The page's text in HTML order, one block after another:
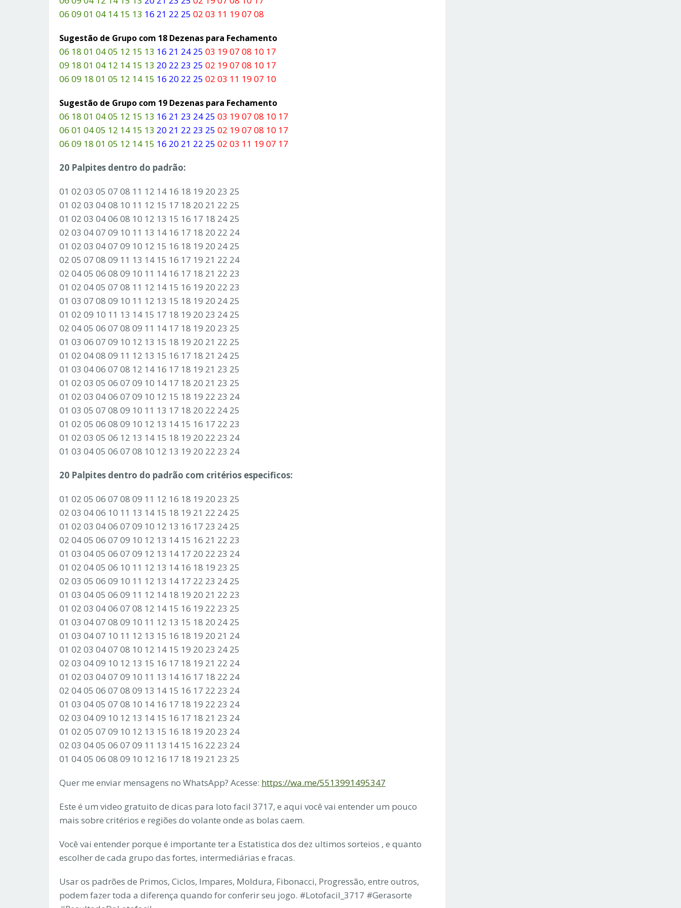
06 09 01 04 14 15 13 16 21 22 25 02 03 11 19 07 08
Sugestão de Grupo com 18 Dezenas para Fechamento
06 18 01 04 05 12 15 13 16 21 24 25 03 19 07 08 10 17
09 18 01 04 12 14 15 13 20 22 23 25 02 19 07 08 10 17
06 09 18 01 05 12 14 15 16 20 22 25 02 03 11 19 07 10
Sugestão de Grupo com 19 Dezenas para Fechamento
06 18 01 04 05 12 15 13 16 21 23 24 25 03 19 07 08 10 17
06 01 04 05 12 14 15 13 20 21 22 23 25 02 19 07 08 10 17
06 09 18 01 05 12 14 15 16 20 21 22 25 02 03 11 19 07 17
20 Palpites dentro do padrão:
01 02 03 05 07 08 11 12 14 16 18 19 20 23 25
01 02 03 04 08 10 11 12 15 17 18 20 21 22 25
01 02 03 04 06 08 10 12 13 15 16 17 18 24 25
02 03 04 07 09 10 11 13 14 16 17 18 20 22 24
01 02 03 04 07 09 10 12 15 16 18 19 20 24 25
02 05 07 08 09 11 13 14 15 16 17 19 21 22 24
02 04 05 06 08 09 10 11 14 16 17 18 21 22 23
01 02 04 05 07 08 11 12 14 15 16 19 20 22 23
01 03 07 08 09 10 11 12 13 15 18 19 20 24 25
01 02 09 10 11 13 14 15 17 18 19 20 23 24 25
02 04 05 06 07 08 09 11 14 17 18 19 20 23 25
01 03 06 07 09 10 12 13 15 18 19 20 21 22 25
01 02 04 08 09 11 12 13 15 16 17 18 21 24 25
01 03 04 06 07 08 12 14 16 17 18 19 21 23 25
01 02 03 05 06 07 09 10 14 17 18 20 21 23 25
01 02 03 04 06 07 09 10 12 15 18 19 22 23 24
01 03 05 07 08 09 10 11 13 17 18 20 22 24 25
01 02 05 06 08 09 10 12 13 14 15 16 17 22 23
01 02 03 05 06 12 13 14 15 18 19 20 22 23 24
01 03 04 05 06 07 08 10 12 13 19 20 22 23 24
20 Palpites dentro do padrão com critérios especificos:
01 02 05 06 07 08 09 11 12 16 18 19 20 23 25
02 03 04 06 10 11 13 14 15 18 19 21 22 24 25
01 02 03 04 06 07 09 10 12 13 16 17 23 24 25
02 04 05 06 07 09 10 12 13 14 15 16 21 22 23
01 03 04 05 06 07 09 12 13 14 17 20 22 23 24
01 02 04 05 06 10 11 12 13 14 16 18 19 23 25
02 03 05 06 09 10 11 12 13 14 17 22 23 24 25
01 03 04 05 06 09 11 12 14 18 19 20 21 22 23
01 02 03 04 06 07 08 12 14 15 16 19 22 23 25
01 03 04 07 08 09 10 11 12 13 15 18 20 24 25
01 03 04 07 10 11 12 13 15 16 18 19 20 21 24
01 02 03 04 07 08 10 12 14 15 19 20 23 24 25
02 03 04 09 10 12 13 15 16 17 18 19 21 22 24
01 02 03 04 07 09 10 11 13 14 16 17 18 22 24
02 04 05 06 07 08 09 13 14 15 16 17 22 23 24
01 03 04 05 07 08 10 14 16 17 18 19 22 23 24
02 03 04 09 10 12 13 14 15 16 17 18 21 23 24
01 02 05 07 09 10 12 13 15 16 18 19 20 23 24
02 03 04 05 06 07 09 11 13 14 15 16 22 23 24
01 04 05 06 08 09 10 12 16 17 18 19 21 23 25
Quer me enviar mensagens no WhatsApp? Acesse: https://wa.me/5513991495347
Este é um video gratuito de dicas para loto facil 3717, e aqui você vai entender um pouco
mais sobre critérios e regiões do volante onde as bolas caem.
Você vai entender porque é importante ter a Estatistica dos dez ultimos sorteios , e quanto
escolher de cada grupo das fortes, intermediárias e fracas.
Usar os padrões de Primos, Ciclos, Impares, Moldura, Fibonacci, Progressão, entre outros,
podem fazer toda a diferença quando for conferir seu jogo. #Lotofacil_3717 #Gerasorte